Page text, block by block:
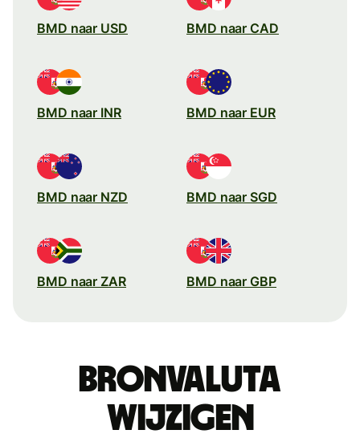
BMD naar USD BMD naar CAD
BMD naar INR BMD naar EUR
BMD naar NZD BMD naar SGD
BMD naar ZAR BMD naar GBP
Bronvaluta
wijzigen